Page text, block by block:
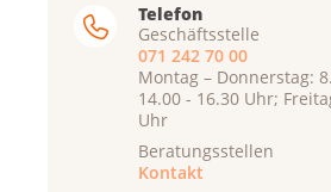
Telefon
Geschäftsstelle
071 242 70 00
Montag – Donnerstag:
14.00 - 16.30 Uhr;
Uhr
Beratungsstellen
Kontakt